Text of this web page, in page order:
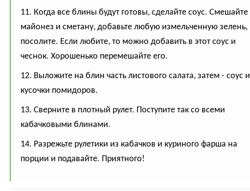
11. Когда все блины будут готовы, сделайте соус. Смешайте
майонез и сметану, добавьте любую измельченную зелень,
посолите. Если любите, то можно добавить в этот соус и
чеснок. Хорошенько перемешайте его.
12. Выложите на блин часть листового салата, затем - соус и
кусочки помидоров.
13. Сверните в плотный рулет. Поступите так со всеми
кабачковыми блинами.
14. Разрежьте рулетики из кабачков и куриного фарша на
порции и подавайте. Приятного!